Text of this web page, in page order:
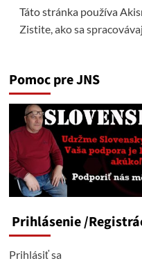
Táto stránka používa
Zistite, ako sa
Pomoc pre JNS
Prihlásenie/
Prihlásiť sa